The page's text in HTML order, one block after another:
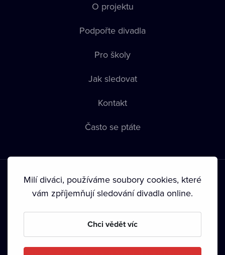
O projektu
Podpořte divadla
Pro školy
Jak sledovat
Kontakt
Často se ptáte
Podmínky používání • Ochrana soukromí • Zásady používání
• Autorská práva•
Milí diváci, používáme soubory cookies, které
vám zpříjemňují sledování divadla online.
Chci vědět víc